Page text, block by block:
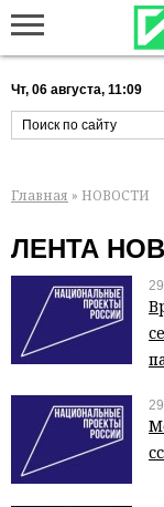
Чт, 06 августа, 11:09
Главная » НОВОСТИ
ЛЕНТА